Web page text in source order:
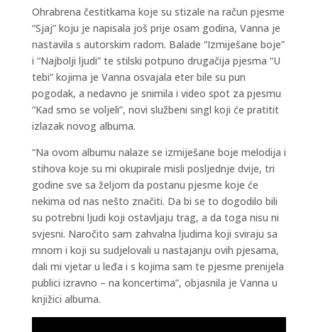
Ohrabrena čestitkama koje su stizale na račun pjesme
“Sjaj” koju je napisala još prije osam godina, Vanna je
nastavila s autorskim radom. Balade “Izmiješane boje”
i “Najbolji ljudi” te stilski potpuno drugačija pjesma “U
tebi” kojima je Vanna osvajala eter bile su pun
pogodak, a nedavno je snimila i video spot za pjesmu
“Kad smo se voljeli”, novi službeni singl koji će pratitit
izlazak novog albuma.
“Na ovom albumu nalaze se izmiješane boje melodija i
stihova koje su mi okupirale misli posljednje dvije, tri
godine sve sa željom da postanu pjesme koje će
nekima od nas nešto značiti. Da bi se to dogodilo bili
su potrebni ljudi koji ostavljaju trag, a da toga nisu ni
svjesni. Naročito sam zahvalna ljudima koji sviraju sa
mnom i koji su sudjelovali u nastajanju ovih pjesama,
dali mi vjetar u leđa i s kojima sam te pjesme prenijela
publici izravno – na koncertima”, objasnila je Vanna u
knjižici albuma.